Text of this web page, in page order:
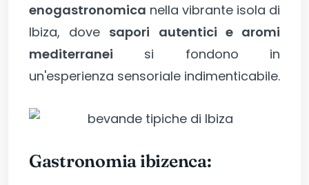
enogastronomica nella vibrante isola di
Ibiza, dove sapori autentici e aromi
mediterranei si fondono in
un'esperienza sensoriale indimenticabile.
Gastronomia ibizenca: